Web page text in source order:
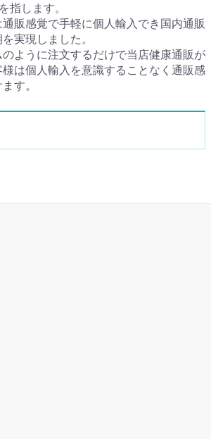
指します。
販感覚で手軽に個人輸入でき国内通販
実現しました。
ように注文するだけで当店健康通販が
は個人輸入を意識することなく通販感
す。